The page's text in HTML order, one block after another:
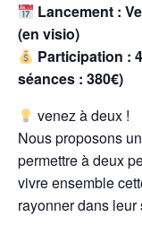
Lancement :
(en visio)
Participation :
séances : 380€)
venez à deux !
Nous proposons
permettre à deux
vivre ensemble
rayonner dans leur